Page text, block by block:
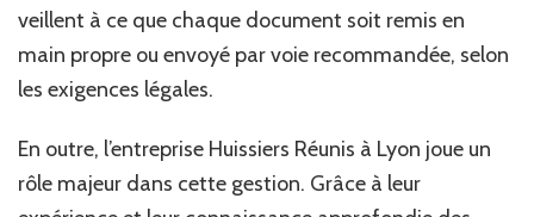
veillent à ce que chaque document soit remis en
main propre ou envoyé par voie recommandée, selon
les exigences légales.
En outre, l’entreprise Huissiers Réunis à Lyon joue un
rôle majeur dans cette gestion. Grâce à leur